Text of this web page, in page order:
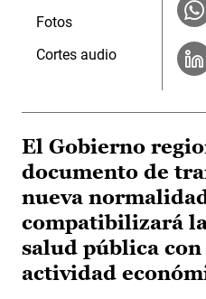
Fotos
Cortes audio
El Gobierno
documento de
nueva
compatibilizará
salud pública
actividad